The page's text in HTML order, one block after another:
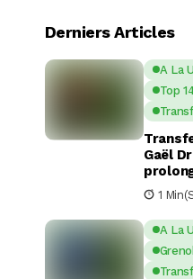
Derniers Articles
A La
Top
Gaël
avec
1
A La